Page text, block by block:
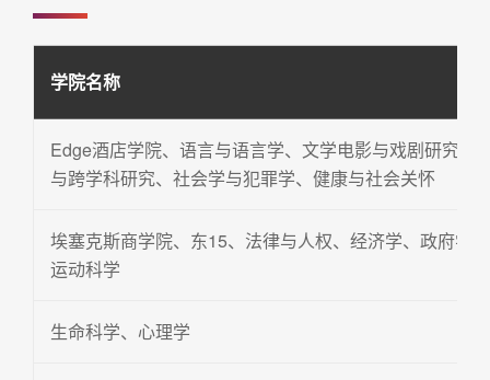
学院名称
Edge酒店学院、语言与语言学、文学电影与戏剧研究、
与跨学科研究、社会学与犯罪学、健康与社会关怀
埃塞克斯商学院、东15、法律与人权、经济学、政府学
运动科学
生命科学、心理学